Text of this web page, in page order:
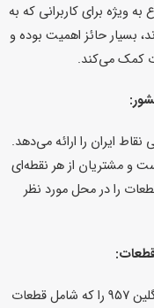
ویژه برای کاربرانی که به
957 نیاز فوری دارند، بسیار حائز اهمیت بوده و
کمک می‌کند.
ایران را ارائه می‌دهد.
و مشتریان از هر نقطه‌ای
را در محل مورد نظر
این مجموعه طیف وسیعی از قطعات لودر چانگلین 957 را که شامل قطعات